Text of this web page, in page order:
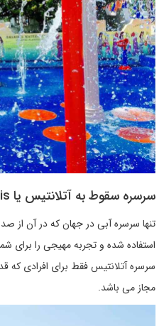
سرسره سقوط به آتلانتیس یا Drop to Atlantis
تنها سرسره آبی در جهان که در آن از
استفاده شده و تجربه مهیجی را برای
مجاز می باشد.